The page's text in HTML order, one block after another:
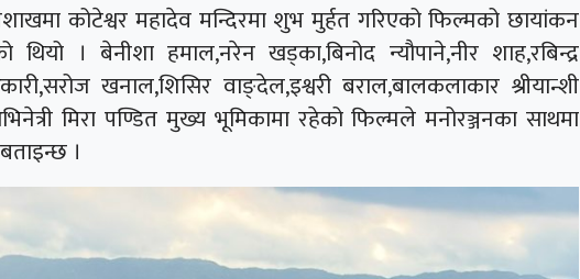
कोटेश्वर महादेव मन्दिरमा शुभ मुर्हत गरिएको फिल्मको छायांकन
। बेनीशा हमाल,नरेन खड्का,बिनोद न्यौपाने,नीर शाह,रबिन्द्र
खनाल,शिसिर वाङ्देल,इश्वरी बराल,बालकलाकार श्रीयान्शी
मिरा पण्डित मुख्य भूमिकामा रहेको फिल्मले मनोरञ्जनका साथमा
।